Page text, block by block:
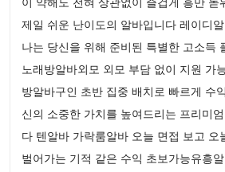
제일 쉬운 난이도의 알바입니다 레이디
나는 당신을 위해 준비된 특별한 고소득
노래방알바외모 외모 부담 없이 지원 가
방알바구인 초반 집중 배치로 빠르게 수
신의 소중한 가치를 높여드리는 프리미
다 텐알바 가락룸알바 오늘 면접 보고
벌어가는 기적 같은 수익 초보가능유흥